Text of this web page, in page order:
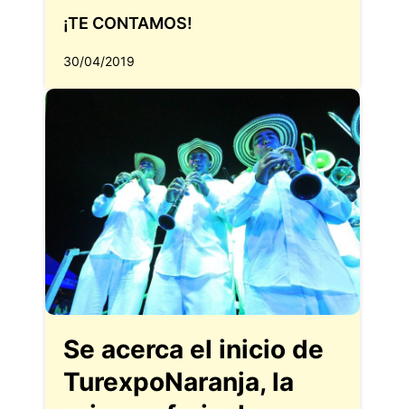
¡TE CONTAMOS!
30/04/2019
Se acerca el inicio de
TurexpoNaranja, la